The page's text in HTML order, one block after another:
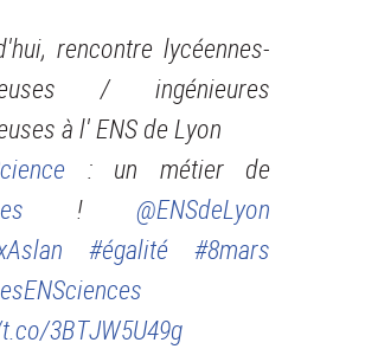
rencontre lycéennes-
/ ingénieures
à l' ENS de Lyon
: un métier de
!@ENSdeLyon
#égalité
#8mars
3BTJW5U49g